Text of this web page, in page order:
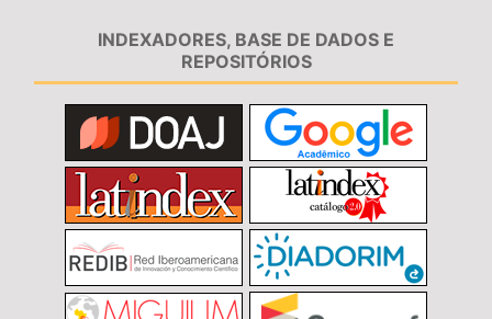
INDEXADORES, BASE DE DADOS E
REPOSITÓRIOS